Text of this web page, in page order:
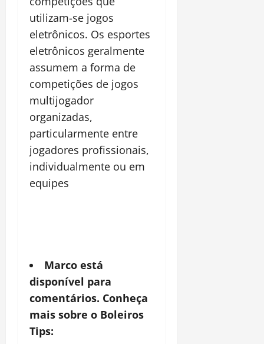
utilizam-se jogos
eletrônicos. Os esportes
eletrônicos geralmente
assumem a forma de
competições de jogos
multijogador
organizadas,
particularmente entre
jogadores profissionais,
individualmente ou em
equipes
Marco está
disponível para
comentários. Conheça
mais sobre o Boleiros
Tips: